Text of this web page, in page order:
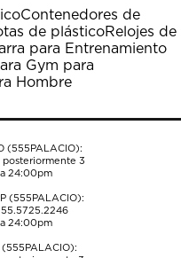
Contenedores de
de plásticoRelojes de
para Entrenamiento
Gym para
Hombre
(555PALACIO):
3
24:00pm
(555PALACIO):
24:00pm
(555PALACIO):